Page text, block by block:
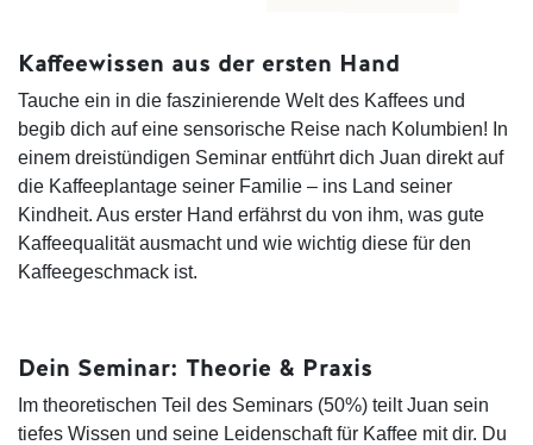
Kaffeewissen aus der ersten Hand
Tauche ein in die faszinierende Welt des Kaffees und
begib dich auf eine sensorische Reise nach Kolumbien! In
einem dreistündigen Seminar entführt dich Juan direkt auf
die Kaffeeplantage seiner Familie – ins Land seiner
Kindheit. Aus erster Hand erfährst du von ihm, was gute
Kaffeequalität ausmacht und wie wichtig diese für den
Kaffeegeschmack ist.
Dein Seminar: Theorie & Praxis
Im theoretischen Teil des Seminars (50%) teilt Juan sein
tiefes Wissen und seine Leidenschaft für Kaffee mit dir. Du